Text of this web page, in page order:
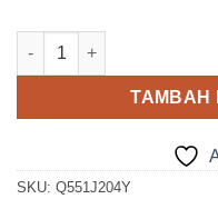
Kuantitas Q&Q Q551J204Y
TAMBAH
SKU: Q551J204Y